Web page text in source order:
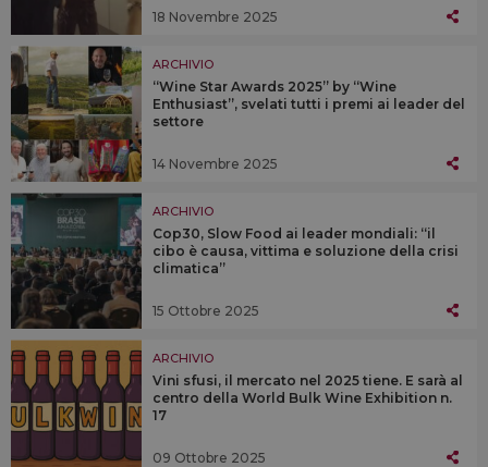
18 Novembre 2025
ARCHIVIO
“Wine Star Awards 2025” by “Wine
Enthusiast”, svelati tutti i premi ai leader del
settore
14 Novembre 2025
ARCHIVIO
Cop30, Slow Food ai leader mondiali: “il
cibo è causa, vittima e soluzione della crisi
climatica”
15 Ottobre 2025
ARCHIVIO
Vini sfusi, il mercato nel 2025 tiene. E sarà al
centro della World Bulk Wine Exhibition n.
17
09 Ottobre 2025